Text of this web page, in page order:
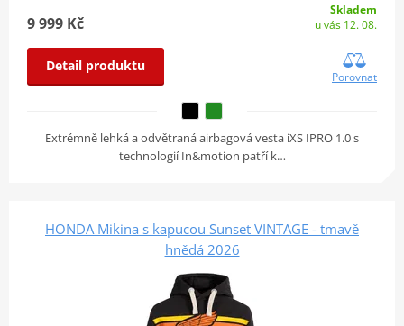
9 999 Kč
Skladem
u vás 12. 08.
Detail produktu
Porovnat
Extrémně lehká a odvětraná airbagová vesta iXS IPRO 1.0 s
technologií In&motion patří k…
HONDA Mikina s kapucou Sunset VINTAGE - tmavě
hnědá 2026